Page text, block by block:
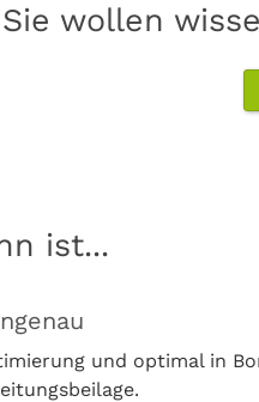
Sie wollen
ist...
und optimal in